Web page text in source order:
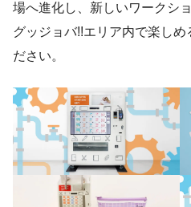
場へ進化し、新しいワークシ
グッジョバ!!エリア内で楽しめ
ださい。